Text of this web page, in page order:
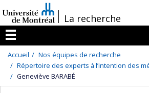
au
contenu
/La recherche
Menu
Accueil
Nos équipes de recherche
Répertoire des experts à l’intention des
Geneviève BARABÉ